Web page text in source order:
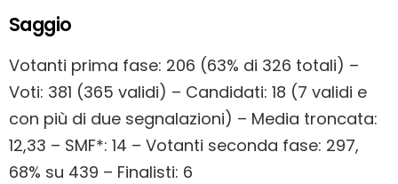
Saggio
Votanti prima fase: 206 (63% di 326 totali) –
Voti: 381 (365 validi) – Candidati: 18 (7 validi e
con più di due segnalazioni) – Media troncata:
12,33 – SMF*: 14 – Votanti seconda fase: 297,
68% su 439 – Finalisti: 6